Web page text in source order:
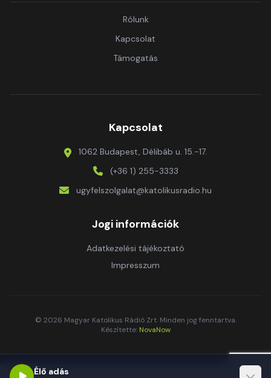
Rólunk
Kapcsolat
Támogatás
Kapcsolat
1062 Budapest, Délibáb u. 15.-17.
(+36 1) 255-3333
ugyfelszolgalat@katolikusradio.hu
Jogi információk
Adatkezelési tájékoztató
Impresszum
© 2026 Magyar Katolikus Rádió Zrt. Minden jog fenntartva.
Készítette: NovaNow
Élő adás